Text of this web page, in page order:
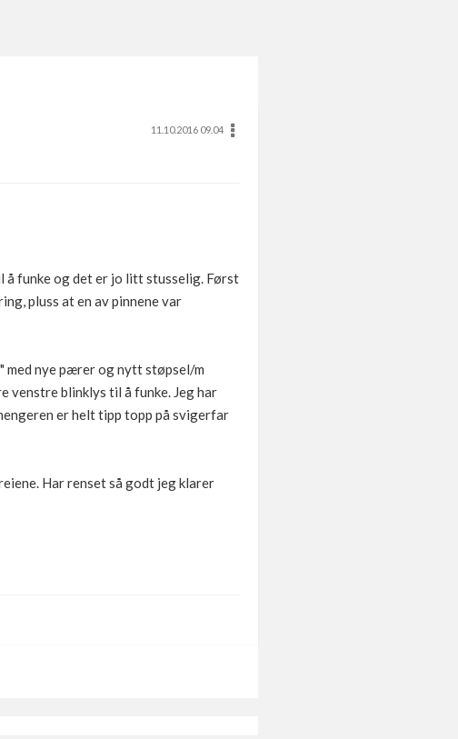
11.10.2016 09.04
å funke og det er jo litt stusselig. Først
pluss at en av pinnene var
med nye pærer og nytt støpsel/m
venstre blinklys til å funke. Jeg har
er helt tipp topp på svigerfar
Har renset så godt jeg klarer